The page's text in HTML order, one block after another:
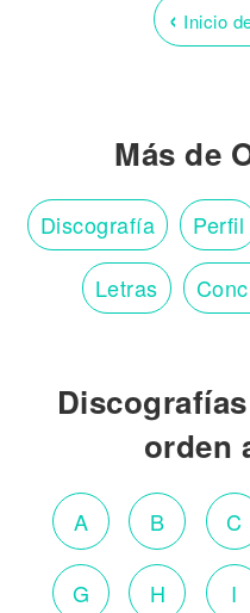
‹ Inicio
Más de
Discografía Perfil
Letras
orden
A B C
G H I